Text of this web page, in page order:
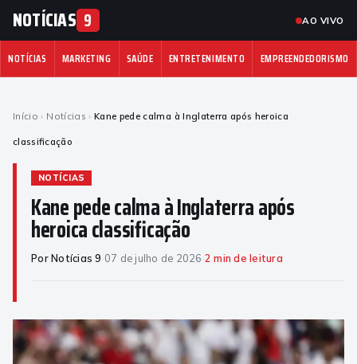
NOTÍCIAS 9 AO VIVO
NOTÍCIAS MARKETING SAÚDE ENTRETENIMENTO EMPREENDEDORISMO
Início › Notícias › Kane pede calma à Inglaterra após heroica
classificação
NOTÍCIAS
Kane pede calma à Inglaterra após
heroica classificação
Por Notícias 9·07 de julho de 2026·2 min de leitura